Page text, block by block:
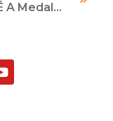
O Que É A Medalha Cinquetenário, Que A LEC Acabou De Receber